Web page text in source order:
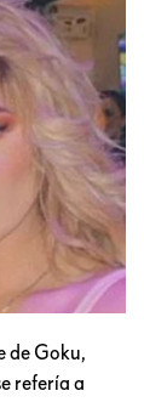
de Goku,
refería a